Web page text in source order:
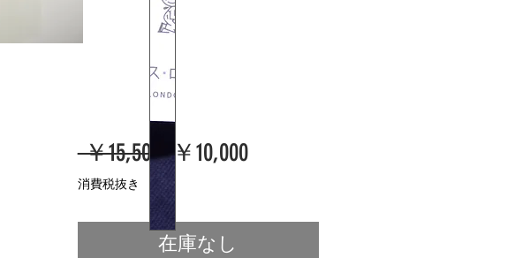
￥15,500 通
常
価
￥10,000セ
ル
消費税抜き
在庫なし